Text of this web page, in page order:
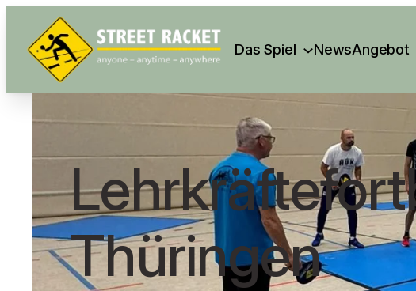
Das Spiel NewsAngebot
Thüringen